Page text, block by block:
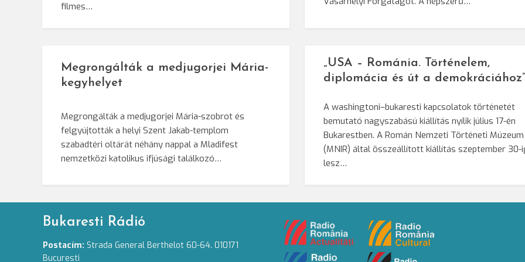
filmes…
Megrongálták a medjugorjei Mária-
kegyhelyet
Megrongálták a medjugorjei Mária-szobrot és
felgyújtották a helyi Szent Jakab-templom
szabadtéri oltárát néhány nappal a Mladifest
nemzetközi katolikus ifjúsági találkozó…
„USA – Románia. Történelem,
diplomácia és út a
A washingtoni–bukaresti kapcsolatok történetét
bemutató nagyszabású kiállítás nyílik július 17-én
Bukarestben. A Román Nemzeti Történeti Múzeum
(MNIR) által összeállított kiállítás szeptember 30-
lesz…
Bukaresti Rádió
Postacím: Strada General Berthelot 60-64. 010171
Bucuresti